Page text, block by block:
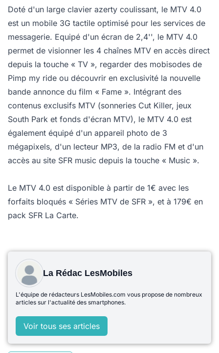
Doté d'un large clavier azerty coulissant, le MTV 4.0
est un mobile 3G tactile optimisé pour les services de
messagerie. Equipé d'un écran de 2,4'', le MTV 4.0
permet de visionner les 4 chaînes MTV en accès direct
depuis la touche « TV », regarder des mobisodes de
Pimp my ride ou découvrir en exclusivité la nouvelle
bande annonce du film « Fame ». Intégrant des
contenus exclusifs MTV (sonneries Cut Killer, jeux
South Park et fonds d'écran MTV), le MTV 4.0 est
également équipé d'un appareil photo de 3
mégapixels, d'un lecteur MP3, de la radio FM et d'un
accès au site SFR music depuis la touche « Music ».
Le MTV 4.0 est disponible à partir de 1€ avec les
forfaits bloqués « Séries MTV de SFR », et à 179€ en
pack SFR La Carte.
La Rédac LesMobiles
L'équipe de rédacteurs LesMobiles.com vous propose de nombreux
articles sur l'actualité des smartphones.
Voir tous ses articles